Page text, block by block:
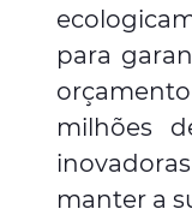
para
milhões
manter a